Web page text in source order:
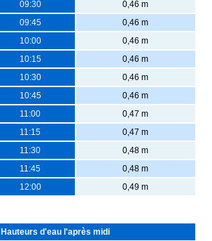
09:30
0,46 m
09:45
0,46 m
10:00
0,46 m
10:15
0,46 m
10:30
0,46 m
10:45
0,46 m
11:00
0,47 m
11:15
0,47 m
11:30
0,48 m
11:45
0,48 m
12:00 0,49 m
Hauteurs d'eau l'après midi